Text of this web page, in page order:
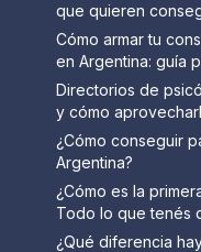
que quieren
Cómo armar tu
en Argentina: guía
Directorios de
y cómo
¿Cómo conseguir
Argentina?
¿Cómo es la
Todo lo que tenés
¿Qué diferencia